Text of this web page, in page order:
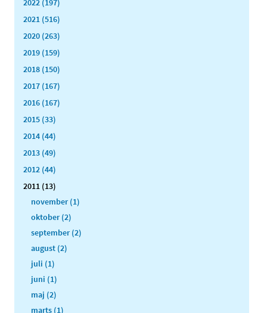
2022 (197)
2021 (516)
2020 (263)
2019 (159)
2018 (150)
2017 (167)
2016 (167)
2015 (33)
2014 (44)
2013 (49)
2012 (44)
2011 (13)
november (1)
oktober (2)
september (2)
august (2)
juli (1)
juni (1)
maj (2)
marts (1)